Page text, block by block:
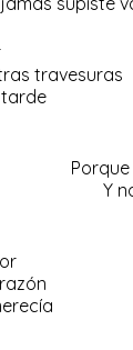
travesuras
tarde
Y